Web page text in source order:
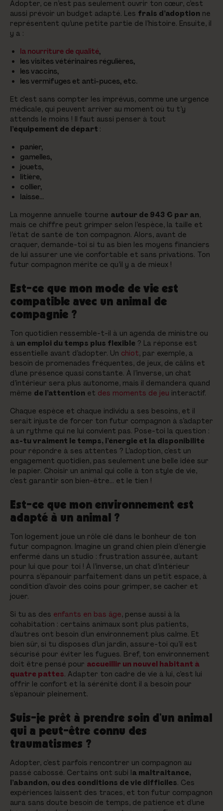
Adopter, ce n’est pas seulement ouvrir ton cœur, c’est
aussi prévoir un budget adapté. Les frais d’adoption ne
représentent qu’une petite partie de l’histoire. Ensuite, il
y a :
la nourriture de qualité,
les visites vétérinaires régulières,
les vaccins,
les vermifuges et anti-puces, etc.
Et c'est sans compter les imprévus, comme une urgence
médicale, qui peuvent arriver au moment où tu t’y
attends le moins ! Il faut aussi penser à tout
l’équipement de départ :
panier,
gamelles,
jouets,
litière,
collier,
laisse…
La moyenne annuelle tourne autour de 943 € par an,
mais ce chiffre peut grimper selon l’espèce, la taille et
l’état de santé de ton compagnon. Alors, avant de
craquer, demande-toi si tu as bien les moyens financiers
de lui assurer une vie confortable et sans privations. Ton
futur compagnon mérite ce qu’il y a de mieux !
Est-ce que mon mode de vie est
compatible avec un animal de
compagnie ?
Ton quotidien ressemble-t-il à un agenda de ministre ou
à un emploi du temps plus flexible ? La réponse est
essentielle avant d’adopter. Un chiot, par exemple, a
besoin de promenades fréquentes, de jeux, de câlins et
d’une présence quasi constante. À l’inverse, un chat
d’intérieur sera plus autonome, mais il demandera quand
même de l’attention et des moments de jeu interactif.
Chaque espèce et chaque individu a ses besoins, et il
serait injuste de forcer ton futur compagnon à s’adapter
à un rythme qui ne lui convient pas. Pose-toi la question :
as-tu vraiment le temps, l’énergie et la disponibilité
pour répondre à ses attentes ? L’adoption, c’est un
engagement quotidien, pas seulement une belle idée sur
le papier. Choisir un animal qui colle à ton style de vie,
c’est garantir son bien-être… et le tien !
Est-ce que mon environnement est
adapté à un animal ?
Ton logement joue un rôle clé dans le bonheur de ton
futur compagnon. Imagine un grand chien plein d’énergie
enfermé dans un studio : frustration assurée, autant
pour lui que pour toi ! À l’inverse, un chat d’intérieur
pourra s’épanouir parfaitement dans un petit espace, à
condition d’avoir des coins pour grimper, se cacher et
jouer.
Si tu as des enfants en bas âge, pense aussi à la
cohabitation : certains animaux sont plus patients,
d’autres ont besoin d’un environnement plus calme. Et
bien sûr, si tu disposes d’un jardin, assure-toi qu’il est
sécurisé pour éviter les fugues. Bref, ton environnement
doit être pensé pour accueillir un nouvel habitant à
quatre pattes. Adapter ton cadre de vie à lui, c’est lui
offrir le confort et la sérénité dont il a besoin pour
s’épanouir pleinement.
Suis-je prêt à prendre soin d’un animal
qui a peut-être connu des
traumatismes ?
Adopter, c’est parfois rencontrer un compagnon au
passé cabossé. Certains ont subi la maltraitance,
l’abandon, ou des conditions de vie difficiles. Ces
expériences laissent des traces, et ton futur compagnon
aura sans doute besoin de temps, de patience et d’une